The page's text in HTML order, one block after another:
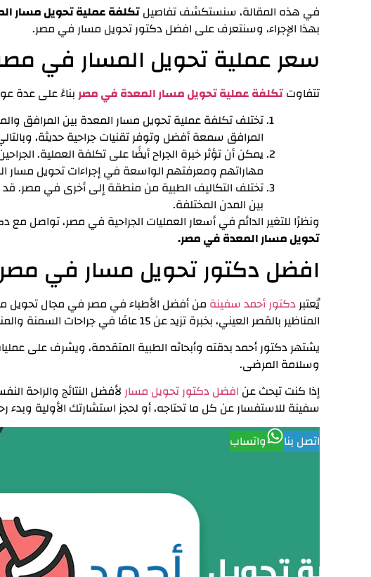
في هذه المقالة، سنستكشف تفاصيلتكلفة عملية تحويل مسار
بهذا الإجراء، وسنتعرف على افضل دكتور تحويل مسار في مصر.
سعر عملية تحويل المسار في مصر
تتفاوتتكلفة عملية تحويل مسار المعدة في مصربناءً على عدة
تختلف تكلفة عملية تحويل مسار المعدة بين
المرافق سمعة أفضل وتوفر تقنيات جراحية حديثة،
يمكن أن تؤثر خبرة الجراح أيضًا على تكلفة العملية.
مهاراتهم ومعرفتهم الواسعة في إجراءات تحويل مسار
تختلف التكاليف الطبية من منطقة إلى أخرى في مصر. قد
بين المدن المختلفة.
ونظرًا للتغير الدائم في أسعار العمليات الجراحية في مصر، تواصل
تحويل مسار المعدة في مصر.
افضل دكتور تحويل مسار في مصر
يُعتبردكتور أحمد سفينة من أفضل الأطباء في مصر في مجال تحويل
المناظير بالقصر العيني، بخبرة تزيد عن 15 عامًا في جراحات السمنة والمناظير.
يشتهر دكتور أحمد بدقته وأبحاثه الطبية المتقدمة، ويشرف على
وسلامة المرضى.
إذا كنت تبحث عن افضل دكتور تحويل مسارلأفضل النتائج والراحة
سفينة للاستفسار عن كل ما تحتاجه، أو لحجز استشارتك الأولية
اتصل بنا
واتساب